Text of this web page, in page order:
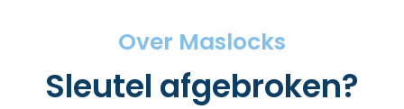
Over Maslocks
Sleutel afgebroken?